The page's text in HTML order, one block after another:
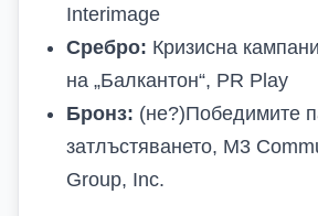
Interimage
Сребро: Кризисна
на „Балкантон“, PR Play
Бронз: (не?)Победимите
затлъстяването, M3
Group, Inc.